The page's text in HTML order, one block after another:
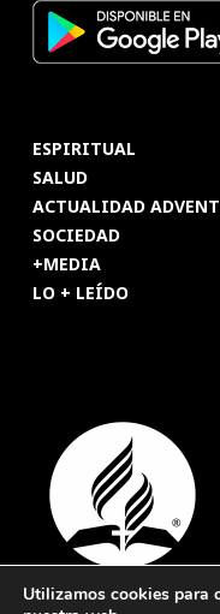
ESPIRITUAL
SALUD
ACTUALIDAD
SOCIEDAD
+MEDIA
LO + LEÍDO
Utilizamos cookies para